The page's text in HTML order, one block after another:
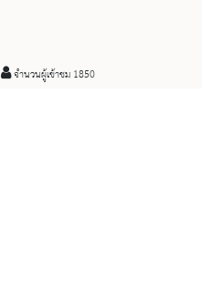
จำนวนผู้เข้าชม 1850